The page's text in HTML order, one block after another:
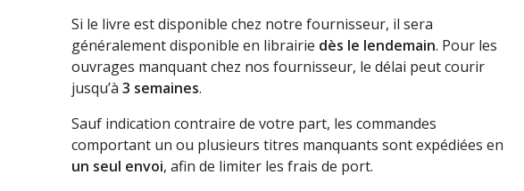
Si le livre est disponible chez notre fournisseur, il sera
généralement disponible en librairie dès le lendemain. Pour les
ouvrages manquant chez nos fournisseur, le délai peut courir
jusqu’à 3 semaines.
Sauf indication contraire de votre part, les commandes
comportant un ou plusieurs titres manquants sont expédiées en
un seul envoi, afin de limiter les frais de port.